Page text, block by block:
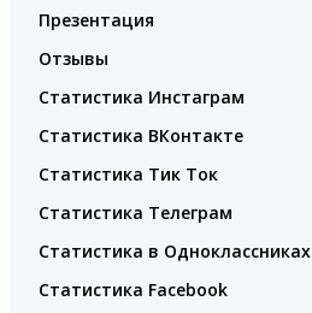
Презентация
Отзывы
Статистика Инстаграм
Статистика ВКонтакте
Статистика Тик Ток
Статистика Телеграм
Статистика в Одноклассниках
Статистика Facebook